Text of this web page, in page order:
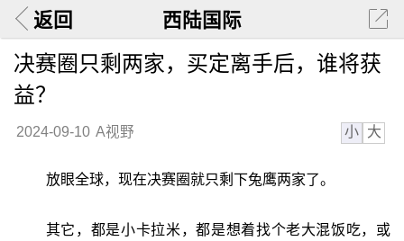
返回 西陆国际
决赛圈只剩两家，买定离手后，谁将获
益？
2024-09-10 A视野 小 大
放眼全球，现在决赛圈就只剩下兔鹰两家了。
其它，都是小卡拉米，都是想着找个老大混饭吃，或